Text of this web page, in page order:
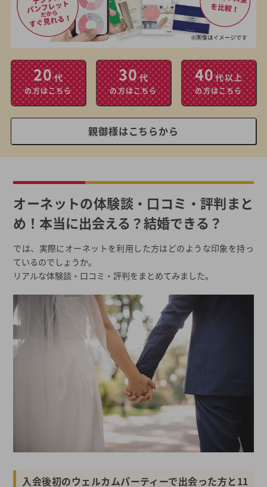
20代
の方はこちら
30代
の方はこちら
40代以上
の方はこちら
親御様はこちらから
オーネットの体験談・口コミ・評判まと
め！本当に出会える？結婚できる？
では、実際にオーネットを利用した方はどのような印象を持っ
ているのでしょうか。
リアルな体験談・口コミ・評判をまとめてみました。
入会後初のウェルカムパーティーで出会った方と11